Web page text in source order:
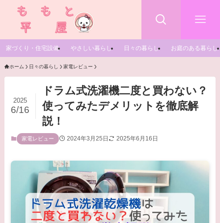
家づくり・住宅設備 やさしい暮らし 日々の暮らし お庭のある暮らし
ホーム 日々の暮らし 家電レビュー
ドラム式洗濯機二度と買わない？
使ってみたデメリットを徹底解
説！
2025
6/16
家電レビュー 2024年3月25日 2025年6月16日